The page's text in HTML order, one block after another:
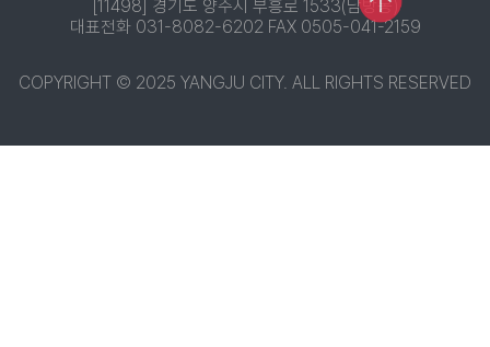
[11498] 경기도 양주시 부흥로 1533(남방동)
대표전화 031-8082-6202 FAX 0505-041-2159
COPYRIGHT © 2025 YANGJU CITY. ALL RIGHTS RESERVED